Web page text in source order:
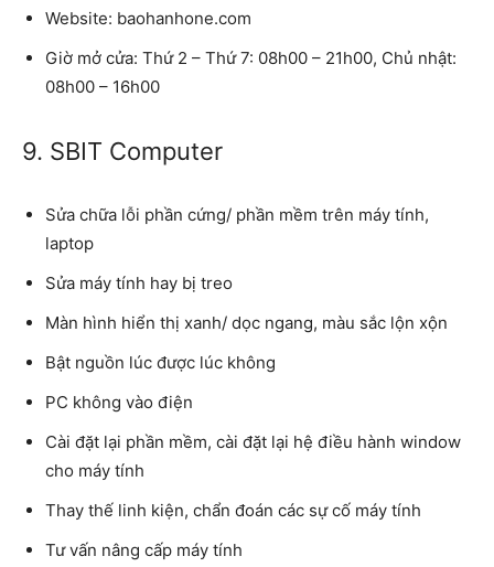
Website: baohanhone.com
Giờ mở cửa: Thứ 2 – Thứ 7: 08h00 – 21h00, Chủ nhật:
08h00 – 16h00
9. SBIT Computer
Sửa chữa lỗi phần cứng/ phần mềm trên máy tính,
laptop
Sửa máy tính hay bị treo
Màn hình hiển thị xanh/ dọc ngang, màu sắc lộn xộn
Bật nguồn lúc được lúc không
PC không vào điện
Cài đặt lại phần mềm, cài đặt lại hệ điều hành window
cho máy tính
Thay thế linh kiện, chẩn đoán các sự cố máy tính
Tư vấn nâng cấp máy tính